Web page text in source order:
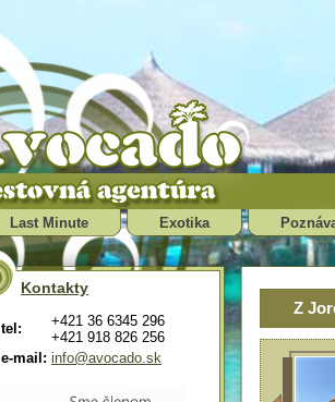
Last Minute Exotika
Z
Kontakty
tel:
+421 36 6345 296
+421 918 826 256
e-mail: info@avocado.sk